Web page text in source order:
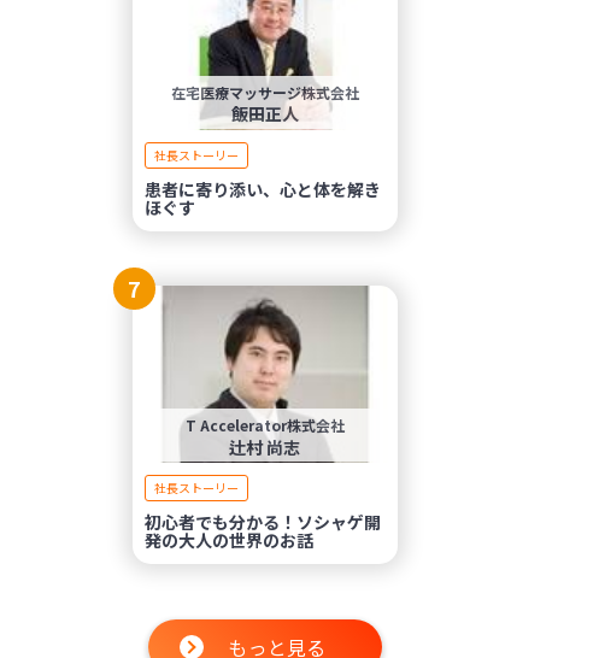
在宅医療マッサージ株式会社
飯田正人
社長ストーリー
患者に寄り添い、心と体を解き
ほぐす
7
T Accelerator株式会社
辻村 尚志
社長ストーリー
初心者でも分かる！ソシャゲ開
発の大人の世界のお話
もっと見る